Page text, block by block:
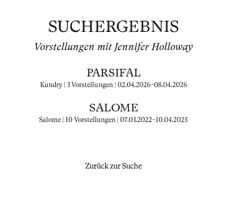
SUCHERGEBNIS
Vorstellungen mit Jennifer Holloway
PARSIFAL
Kundry | 3 Vorstellungen | 02.04.2026–08.04.2026
SALOME
Salome | 10 Vorstellungen | 07.03.2022–10.04.2025
Zurück zur Suche